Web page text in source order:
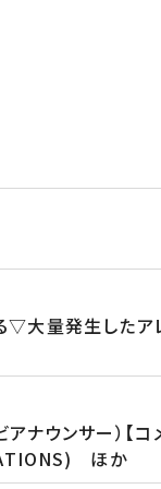
量発生したア
ナウンサー）【
ほか